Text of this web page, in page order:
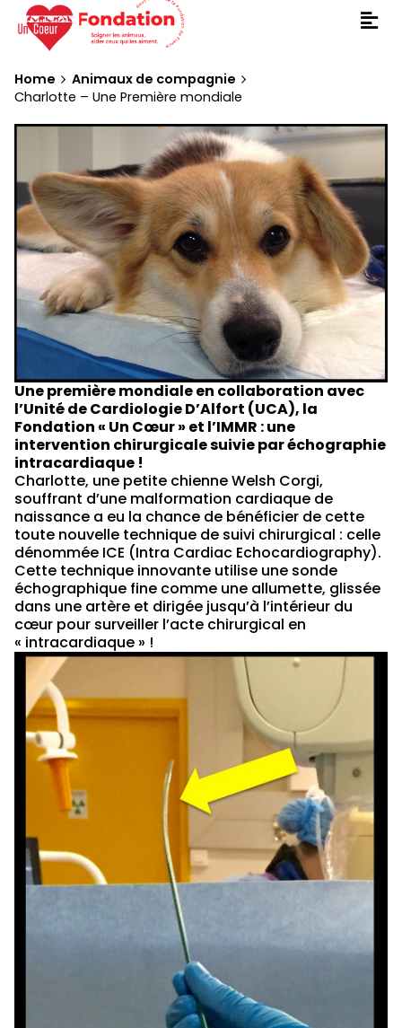
Home
Animaux de compagnie
Charlotte – Une Première mondiale
Une première mondiale en collaboration avec
l’Unité de Cardiologie D’Alfort (UCA), la
Fondation « Un Cœur » et l’IMMR : une
intervention chirurgicale suivie par échographie
intracardiaque !
Charlotte, une petite chienne Welsh Corgi,
souffrant d’une malformation cardiaque de
naissance a eu la chance de bénéficier de cette
toute nouvelle technique de suivi chirurgical : celle
dénommée ICE (Intra Cardiac Echocardiography).
Cette technique innovante utilise une sonde
échographique fine comme une allumette, glissée
dans une artère et dirigée jusqu’à l’intérieur du
cœur pour surveiller l’acte chirurgical en
« intracardiaque » !